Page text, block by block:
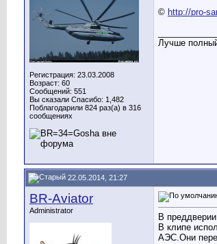
Регистрация: 23.03.2008
Возраст: 60
Сообщений: 551
Вы сказали Спасибо: 1,482
Поблагодарили 824 раз(а) в 316
сообщениях
© http://pro-
Лучше
22.05.2014, 21:27
BR-Aviator
Administrator
В
В клипе
АЭС.Они